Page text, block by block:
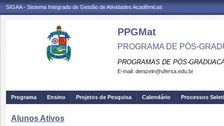
SIGAA - Sistema Integrado de Gestão de Atividades Acadêmicas
PPGMat
PROGRAMA DE PÓS-
PROGRAMAS DE PÓS-
E-mail: denizeln@ufersa.edu.br
Programa Ensino Projetos de Pesquisa Calendário Processos
Alunos Ativos